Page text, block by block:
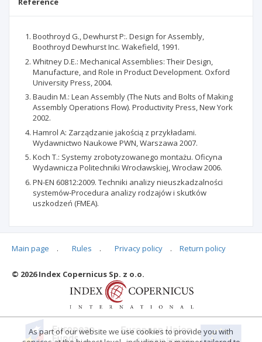
Boothroyd G., Dewhurst P:. Design for Assembly,
Boothroyd Dewhurst Inc. Wakefield, 1991.
Whitney D.E.: Mechanical Assemblies: Their Design,
Manufacture, and Role in Product Development. Oxford
University Press, 2004.
Baudin M.: Lean Assembly (The Nuts and Bolts of Making
Assembly Operations Flow). Productivity Press, New York
2002.
Hamrol A: Zarządzanie jakością z przykładami.
Wydawnictwo Naukowe PWN, Warszawa 2007.
Koch Т.: Systemy zrobotyzowanego montażu. Oficyna
Wydawnicza Politechniki Wrocławskiej, Wrocław 2006.
PN-EN 60812:2009. Techniki analizy nieuszkadzalności
systemów-Procedura analizy rodzajów i skutków
uszkodzeń (FMEA).
Articles quoting
Main page . Rules . Privacy policy . Return policy
© 2026 Index Copernicus Sp. z o.o.
As part of our website we use cookies to provide you with